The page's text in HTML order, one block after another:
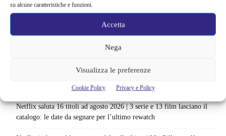
su alcune caratteristiche e funzioni.
Accetta
Nega
Visualizza le preferenze
Cookie Policy Privacy e Policy
nuovo survival horror: una vacanza diventa una trappola
scenario: una nuova sfida senza via di fuga
Sony ferma i film sui personaggi di Spider-Man, nessun nuovo
progetto è in sviluppo: cosa resta dell’esperimento
Netflix saluta 16 titoli ad agosto 2026 | 3 serie e 13 film lasciano il
catalogo: le date da segnare per l’ultimo rewatch